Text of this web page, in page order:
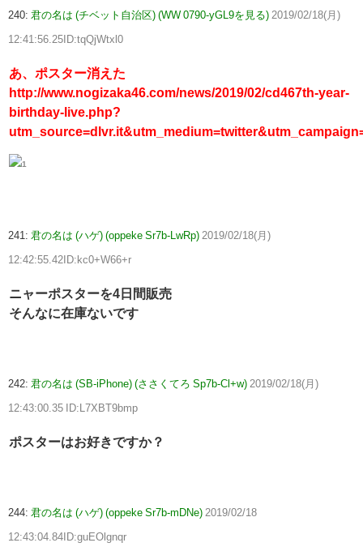
240: 君の名は (チベット自治区) (WW 0790-yGL9を見る) 2019/02/18(月)
12:41:56.25ID:tqQjWtxl0
あ、ポスター消えた
http://www.nogizaka46.com/news/2019/02/cd467th-year-
birthday-live.php?
241: 君の名は (ハゲ) (oppeke Sr7b-LwRp) 2019/02/18(月)
12:42:55.42ID:kc0+W66+r
ニャーポスターを4日間販売
そんなに在庫ないです
242: 君の名は (SB-iPhone) (ささくてろ Sp7b-Cl+w) 2019/02/18(月)
12:43:00.35 ID:L7XBT9bmp
ポスターはお好きですか？
244: 君の名は (ハゲ) (oppeke Sr7b-mDNe) 2019/02/18
12:43:04.84ID:guEOlgnqr